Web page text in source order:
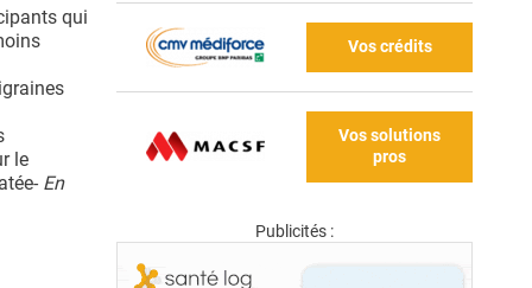
qui
le
En
Vos crédits
Vos solutions
pros
Publicités :